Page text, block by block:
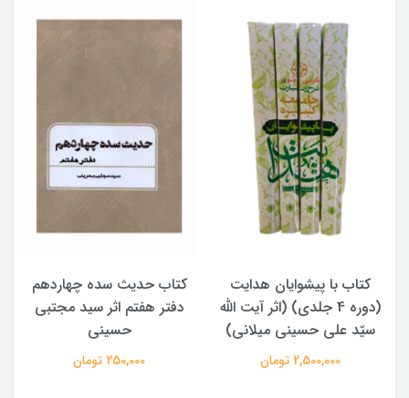
کتاب با پیشوایان هدایت
(دوره 4 جلدی) (اثر آیت الله
سیّد علی حسینی میلانی)
2,500,000 تومان
کتاب حدیث سده چهاردهم
دفتر هفتم اثر سید مجتبی
حسینی
250,000 تومان